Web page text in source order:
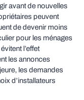
avant de nouvelles
peuvent
de devenir moins
pour les ménages
l’effet
les annonces
les demandes
d’installateurs